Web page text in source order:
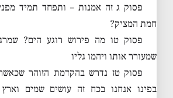
פסוק ג זה אמנות – ותפחד תמיד
חמת המציק?
פסוק טו מה פירוש רוגע הים?
שמעורר אותו ויהמו גליו
פסוק טז נדרש בהקדמת הזוהר
בפינו אנחנו בכח זה עושים שמים